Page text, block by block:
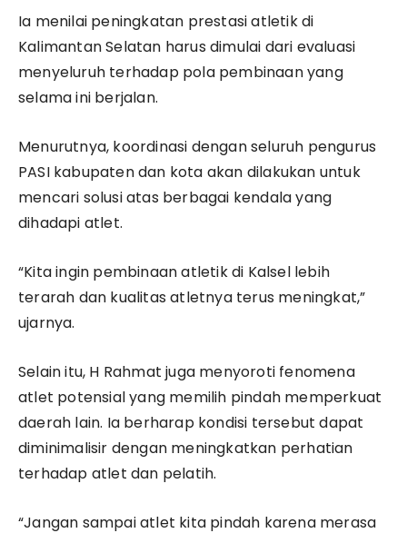
Ia menilai peningkatan prestasi atletik di
Kalimantan Selatan harus dimulai dari evaluasi
menyeluruh terhadap pola pembinaan yang
selama ini berjalan.
Menurutnya, koordinasi dengan seluruh pengurus
PASI kabupaten dan kota akan dilakukan untuk
mencari solusi atas berbagai kendala yang
dihadapi atlet.
“Kita ingin pembinaan atletik di Kalsel lebih
terarah dan kualitas atletnya terus meningkat,”
ujarnya.
Selain itu, H Rahmat juga menyoroti fenomena
atlet potensial yang memilih pindah memperkuat
daerah lain. Ia berharap kondisi tersebut dapat
diminimalisir dengan meningkatkan perhatian
terhadap atlet dan pelatih.
“Jangan sampai atlet kita pindah karena merasa